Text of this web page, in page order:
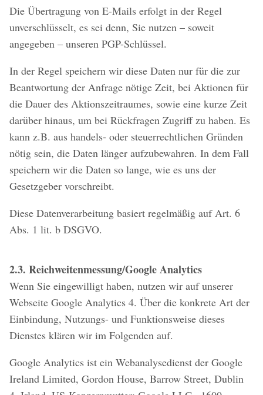
Die Übertragung von E-Mails erfolgt in der Regel
unverschlüsselt, es sei denn, Sie nutzen – soweit
angegeben – unseren PGP-Schlüssel.
In der Regel speichern wir diese Daten nur für die zur
Beantwortung der Anfrage nötige Zeit, bei Aktionen für
die Dauer des Aktionszeitraumes, sowie eine kurze Zeit
darüber hinaus, um bei Rückfragen Zugriff zu haben. Es
kann z.B. aus handels- oder steuerrechtlichen Gründen
nötig sein, die Daten länger aufzubewahren. In dem Fall
speichern wir die Daten so lange, wie es uns der
Gesetzgeber vorschreibt.
Diese Datenverarbeitung basiert regelmäßig auf Art. 6
Abs. 1 lit. b DSGVO.
2.3. Reichweitenmessung/Google Analytics
Wenn Sie eingewilligt haben, nutzen wir auf unserer
Webseite Google Analytics 4. Über die konkrete Art der
Einbindung, Nutzungs- und Funktionsweise dieses
Dienstes klären wir im Folgenden auf.
Google Analytics ist ein Webanalysedienst der Google
Ireland Limited, Gordon House, Barrow Street, Dublin